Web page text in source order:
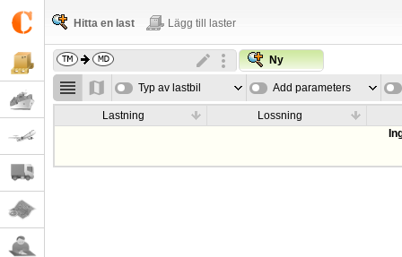
Hitta en last Lägg till laster
Ny
Typ av lastbil Add parameters
Lastning
Lossning